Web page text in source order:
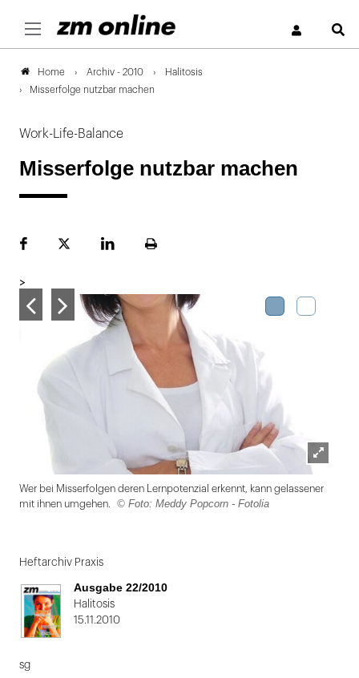
Home Archiv - 2010
Halitosis
Misserfolge nutzbar machen
Work-Life-Balance
Misserfolge nutzbar machen
FacebookPlattformLinekdInSeite
>
Lightbox
öffnen
Wer bei Misserfolgen deren Lernpotenzial erkennt, kann gelassener
mit ihnen umgehen.
© Foto: Meddy Popcorn - Fotolia
1
von
2
Heftarchiv Praxis
Ausgabe 22/2010
Halitosis
15.11.2010
sg